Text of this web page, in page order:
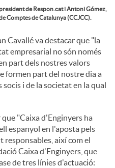
de Respon.cat i Antoni Gómez,
Comptes de Catalunya (CCJCC).
Cavallé va destacar que "la
empresarial no són només
part dels nostres valors
formen part del nostre dia a
i de la societat en la qual
"Caixa d'Enginyers ha
espanyol en l'aposta pels
responsables, així com el
Caixa d'Enginyers, que
de tres línies d'actuació: